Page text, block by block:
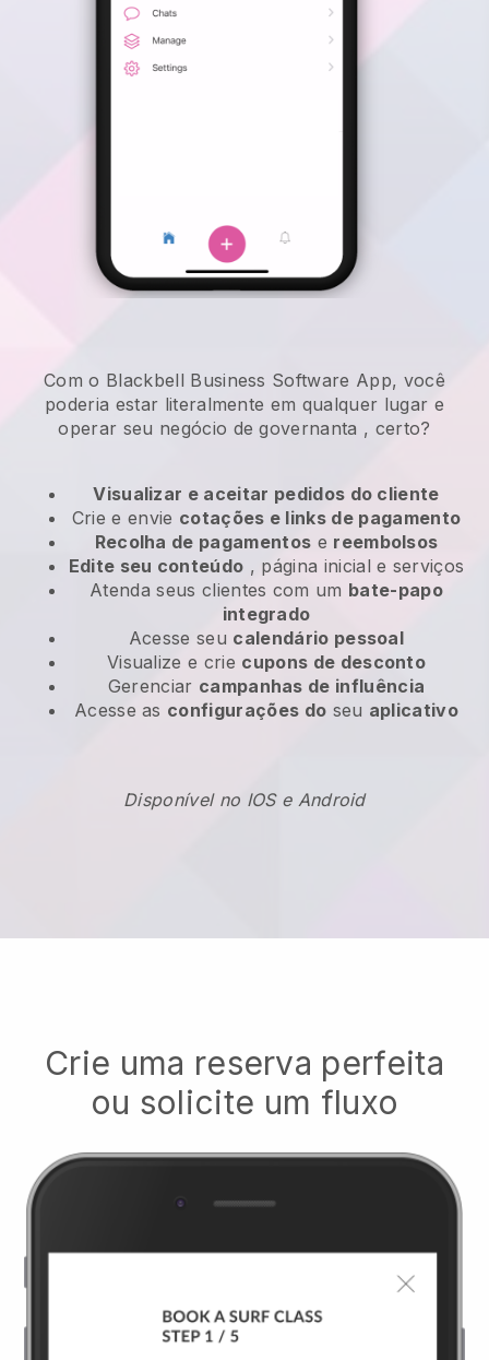
Com o Blackbell Business Software App, você
poderia estar literalmente em qualquer lugar e
operar seu negócio de governanta , certo?
Visualizar e aceitar pedidos do cliente
Crie e envie cotações e links de pagamento
Recolha de pagamentos e reembolsos
Edite seu conteúdo , página inicial e serviços
Atenda seus clientes com um bate-papo
integrado
Acesse seu calendário pessoal
Visualize e crie cupons de desconto
Gerenciar campanhas de influência
Acesse as configurações do seu aplicativo
Disponível no IOS e Android
Crie uma reserva perfeita
ou solicite um fluxo